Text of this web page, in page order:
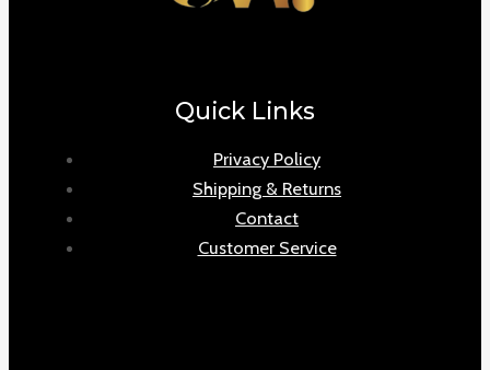
Quick Links
Privacy Policy
Shipping & Returns
Contact
Customer Service